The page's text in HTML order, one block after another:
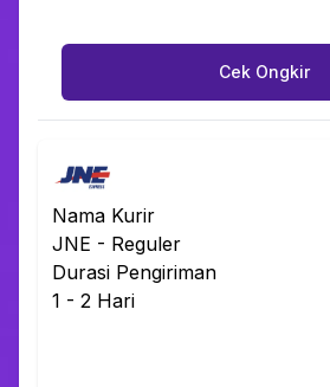
Cek Ongkir
Nama Kurir
JNE - Reguler
Durasi Pengiriman
1 - 2 Hari